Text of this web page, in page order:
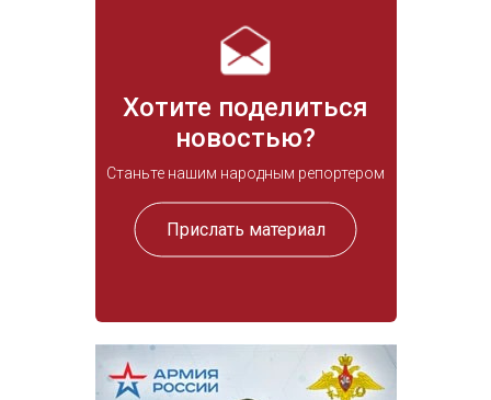
Хотите поделиться
новостью?
Станьте нашим народным репортером
Прислать материал